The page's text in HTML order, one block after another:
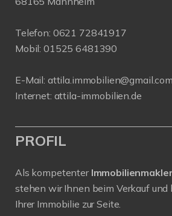
Telefon: 0621 72841917
Mobil: 01525 6481390
E-Mail: attila.immobilien@gmail.com
Internet: attila-immobilien.de
PROFIL
Als kompetenter
stehen wir Ihnen beim Verkauf und
Ihrer Immobilie zur Seite.